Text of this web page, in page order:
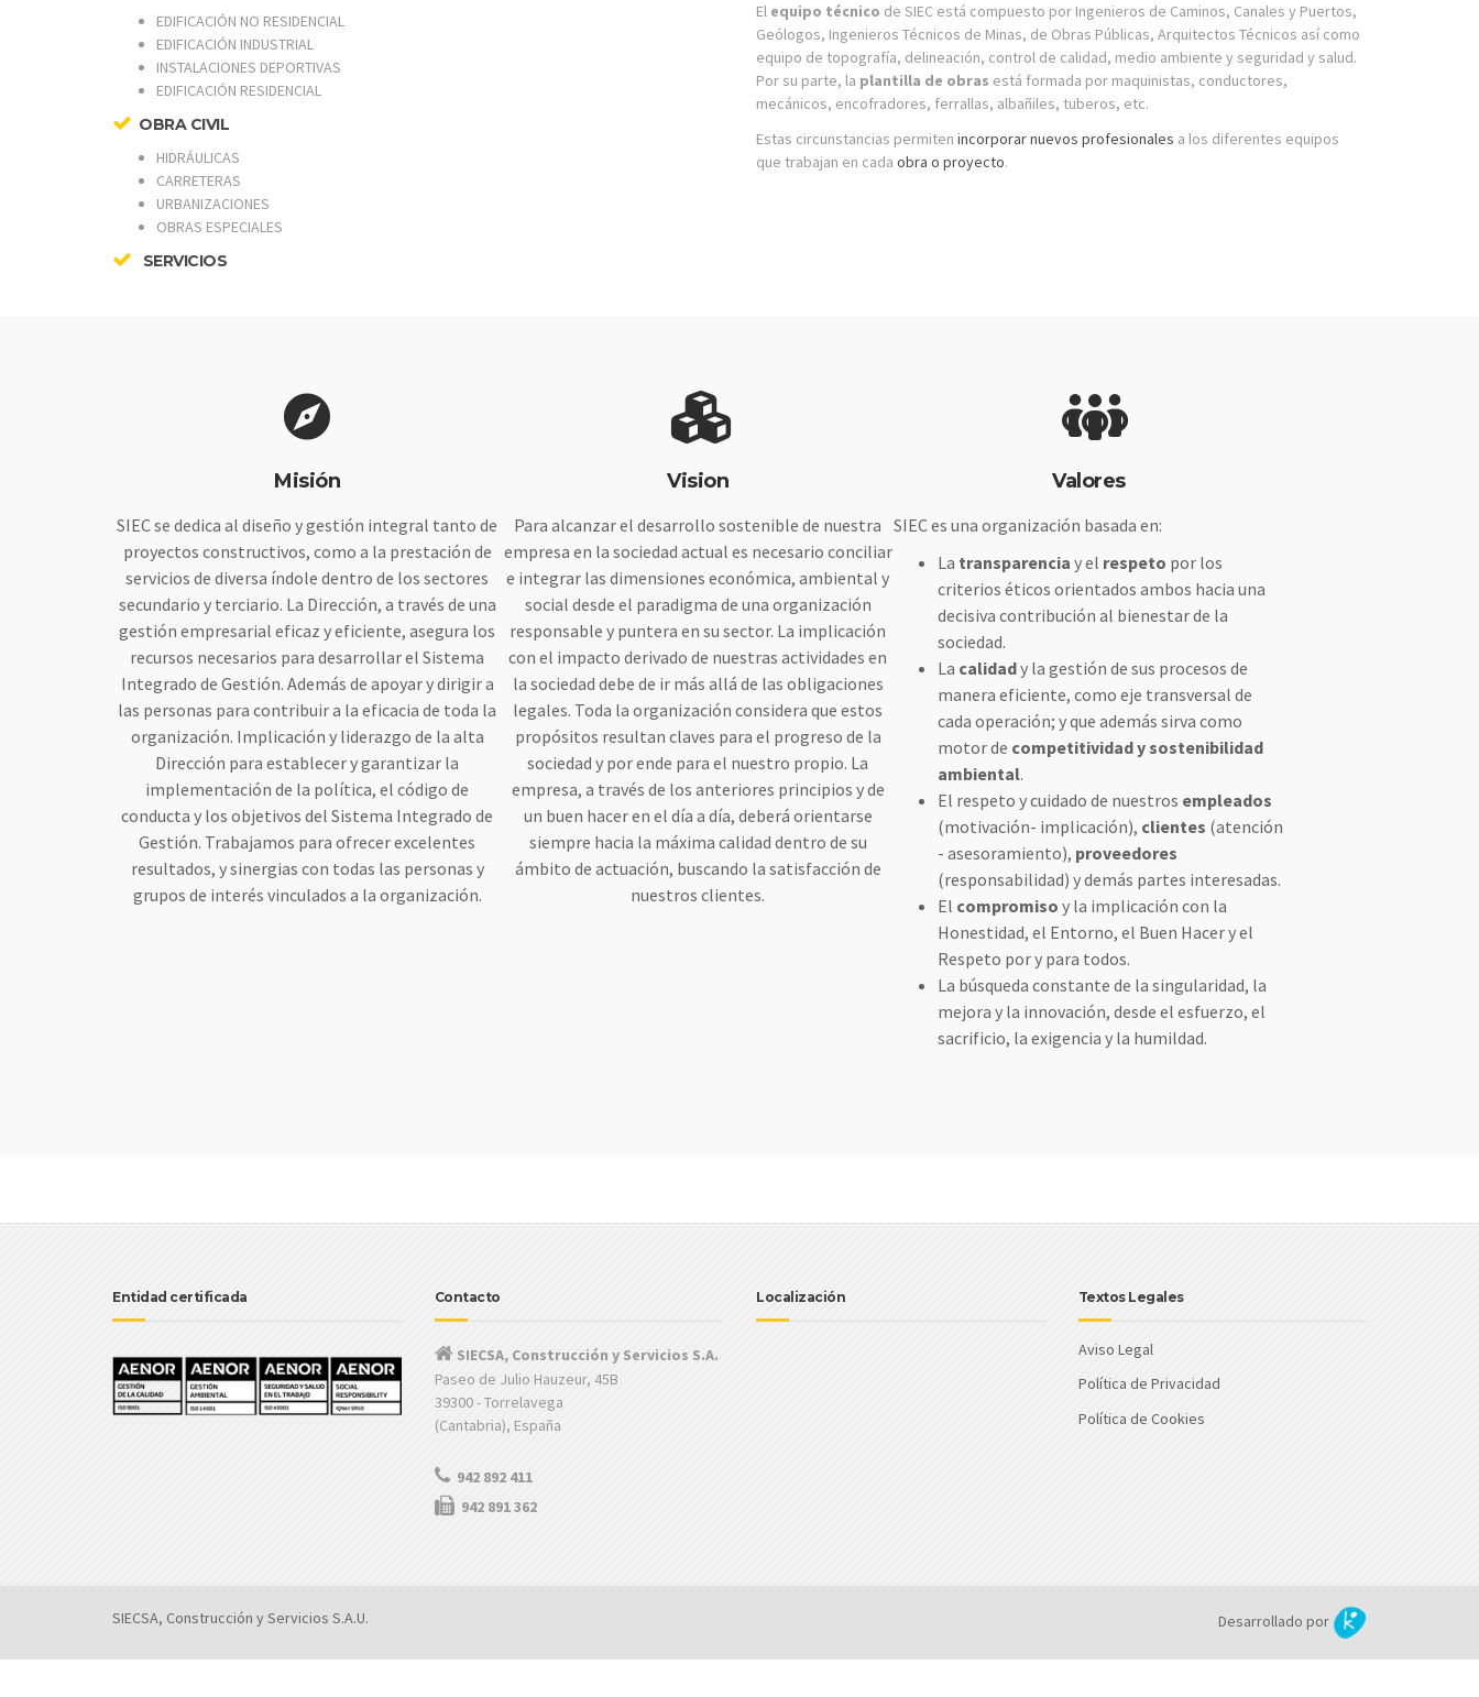
EDIFICACIÓN NO RESIDENCIAL
EDIFICACIÓN INDUSTRIAL
INSTALACIONES DEPORTIVAS
EDIFICACIÓN RESIDENCIAL
OBRA CIVIL
HIDRÁULICAS
CARRETERAS
URBANIZACIONES
OBRAS ESPECIALES
SERVICIOS
El equipo técnico de SIEC está compuesto por Ingenieros de Caminos, Canales y Puertos,
Geólogos, Ingenieros Técnicos de Minas, de Obras Públicas, Arquitectos Técnicos así como
equipo de topografía, delineación, control de calidad, medio ambiente y seguridad y salud.
Por su parte, la plantilla de obras está formada por maquinistas, conductores,
mecánicos, encofradores, ferrallas, albañiles, tuberos, etc.
Estas circunstancias permiten incorporar nuevos profesionales a los diferentes equipos
que trabajan en cadaobra o proyecto.
Misión
SIEC se dedica al diseño y gestión integral tanto de
proyectos constructivos, como a la prestación de
servicios de diversa índole dentro de los sectores
secundario y terciario. La Dirección, a través de una
gestión empresarial eficaz y eficiente, asegura los
recursos necesarios para desarrollar el Sistema
Integrado de Gestión. Además de apoyar y dirigir a
las personas para contribuir a la eficacia de toda la
organización. Implicación y liderazgo de la alta
Dirección para establecer y garantizar la
implementación de la política, el código de
conducta y los objetivos del Sistema Integrado de
Gestión. Trabajamos para ofrecer excelentes
resultados, y sinergias con todas las personas y
grupos de interés vinculados a la organización.
Vision
Para alcanzar el desarrollo sostenible de nuestra
empresa en la sociedad actual es necesario conciliar
e integrar las dimensiones económica, ambiental y
social desde el paradigma de una organización
responsable y puntera en su sector. La implicación
con el impacto derivado de nuestras actividades en
la sociedad debe de ir más allá de las obligaciones
legales. Toda la organización considera que estos
propósitos resultan claves para el progreso de la
sociedad y por ende para el nuestro propio. La
empresa, a través de los anteriores principios y de
un buen hacer en el día a día, deberá orientarse
siempre hacia la máxima calidad dentro de su
ámbito de actuación, buscando la satisfacción de
nuestros clientes.
Valores
SIEC es una organización basada en:
La transparencia y el respeto por los
criterios éticos orientados ambos hacia una
decisiva contribución al bienestar de la
sociedad.
La calidady la gestión de sus procesos de
manera eficiente, como eje transversal de
cada operación; y que además sirva como
motor de competitividad y sostenibilidad
ambiental.
El respeto y cuidado de nuestros empleados
(motivación- implicación), clientes (atención
- asesoramiento), proveedores
(responsabilidad) y demás partes interesadas.
El compromiso y la implicación con la
Honestidad, el Entorno, el Buen Hacer y el
Respeto por y para todos.
La búsqueda constante de la singularidad, la
mejora y la innovación, desde el esfuerzo, el
sacrificio, la exigencia y la humildad.
Entidad certificada Contacto
SIECSA, Construcción y Servicios S.A.
Paseo de Julio Hauzeur, 45B
39300 - Torrelavega
(Cantabria), España
942 892 411
942 891 362
Localización Textos Legales
Aviso Legal
Política de Privacidad
Política de Cookies
SIECSA, Construcción y Servicios S.A.U. Desarrollado por